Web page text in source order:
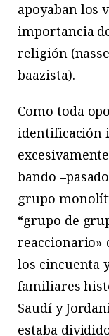
apoyaban los
importancia
religión
baazista).
Como toda
identificación
bando
grupo
“grupo de
reaccionario»
los cincuenta
familiares
Saudí y
estaba